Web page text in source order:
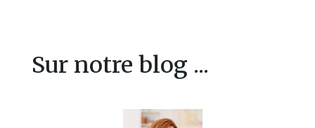
Sur notre blog ...